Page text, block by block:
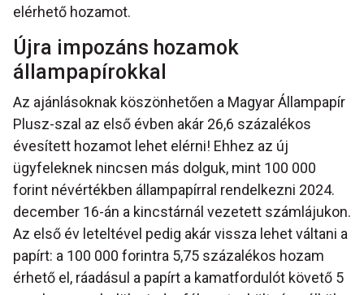
elérhető hozamot.
Újra impozáns hozamok
állampapírokkal
Az ajánlásoknak köszönhetően a Magyar Állampapír
Plusz-szal az első évben akár 26,6 százalékos
évesített hozamot lehet elérni! Ehhez az új
ügyfeleknek nincsen más dolguk, mint 100 000
forint névértékben állampapírral rendelkezni 2024.
december 16-án a kincstárnál vezetett számlájukon.
Az első év leteltével pedig akár vissza lehet váltani a
papírt: a 100 000 forintra 5,75 százalékos hozam
érhető el, ráadásul a papírt a kamatfordulót követő 5